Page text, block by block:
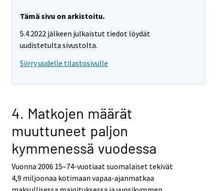
Tämä sivu on arkistoitu.
5.4.2022 jälkeen julkaistut tiedot löydät
uudistetulta sivustolta.
Siirry uudelle tilastosivulle
4. Matkojen määrät
muuttuneet paljon
kymmenessä vuodessa
Vuonna 2006 15–74-vuotiaat suomalaiset tekivät
4,9 miljoonaa kotimaan vapaa-ajanmatkaa